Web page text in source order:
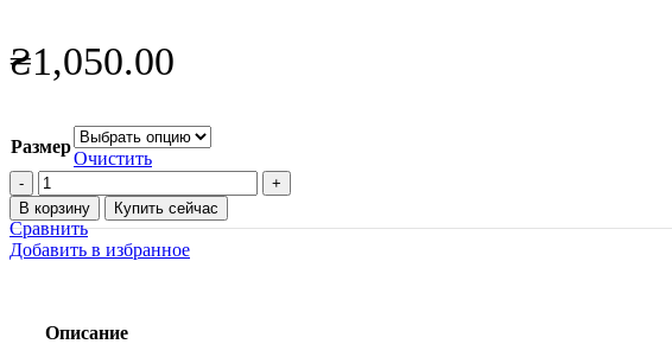
₴1,050.00
Размер
Очистить
Количество
товара
Защита
голени
тхэквондо
В корзину Купить сейчас
Сравнить
Добавить в избранное
Описание